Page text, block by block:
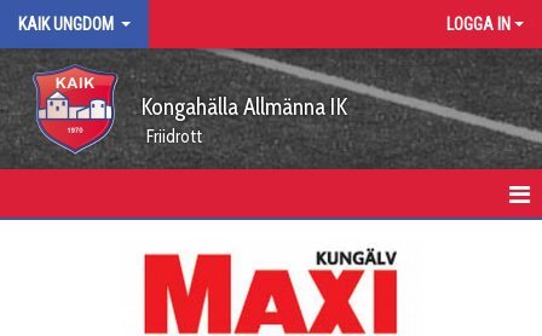
KAIK UNGDOM LOGGA IN
Kongahälla Allmänna IK
Friidrott